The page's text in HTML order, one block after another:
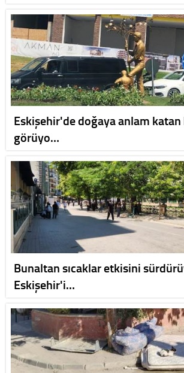
Eskişehir'de doğaya anlam
görüyo…
Bunaltan sıcaklar etkisini
Eskişehir'i…